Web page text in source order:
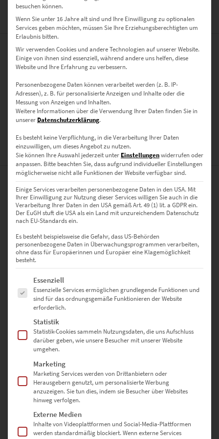
ZUSÄTZLICHE INFORMATIONEN
PRODUKT BESONDERHEITEN
Poster, Leinwand auf Keilrahmen, Acrylglas
GRÖSSE
30 x 20 cm, 45 x 30 cm, 60 x 40 cm, 75 x 50 cm, 90 x 60 cm, 120 x 80
BEWERTUNGEN (0)
Bewertungen
Es gibt noch keine Bewertungen.
0 0Bewertungen
0
SCHREIBE DIE ERSTE BEWERTUNG FÜR „EZ00375 GLE 400 AT
BLACK FOREST“
besuchen können.
Wenn Sie unter 16 Jahre alt sind und Ihre Einwilligung zu optionalen
Services geben möchten, müssen Sie Ihre Erziehungsberechtigten um
Erlaubnis bitten.
Wir verwenden Cookies und andere Technologien auf unserer Website.
Einige von ihnen sind essenziell, während andere uns helfen, diese
Website und Ihre Erfahrung zu verbessern.
Personenbezogene Daten können verarbeitet werden (z. B. IP-
Adressen), z. B. für personalisierte Anzeigen und Inhalte oder die
Messung von Anzeigen und Inhalten.
Weitere Informationen über die Verwendung Ihrer Daten finden Sie in
unserer Datenschutzerklärung.
Es besteht keine Verpflichtung, in die Verarbeitung Ihrer Daten
einzuwilligen, um dieses Angebot zu nutzen.
Sie können Ihre Auswahl jederzeit unter Einstellungenwiderrufen oder
anpassen. Bitte beachten Sie, dass aufgrund individueller Einstellungen
möglicherweise nicht alle Funktionen der Website verfügbar sind.
Einige Services verarbeiten personenbezogene Daten in den USA. Mit
Ihrer Einwilligung zur Nutzung dieser Services willigen Sie auch in die
Verarbeitung Ihrer Daten in den USA gemäß Art. 49 (1) lit. a GDPR ein.
Der EuGH stuft die USA als ein Land mit unzureichendem Datenschutz
nach EU-Standards ein.
Es besteht beispielsweise die Gefahr, dass US-Behörden
personenbezogene Daten in Überwachungsprogrammen verarbeiten,
ohne dass für Europäerinnen und Europäer eine Klagemöglichkeit
besteht.
Es folgt eine Liste der Service-Gruppen, für die eine Einwilligung
Essenziell
Essenzielle Services ermöglichen grundlegende Funktionen und
sind für das ordnungsgemäße Funktionieren der Website
erforderlich.
Statistik
Statistik-Cookies sammeln Nutzungsdaten, die uns Aufschluss
darüber geben, wie unsere Besucher mit unserer Website
umgehen.
Marketing
Marketing Services werden von Drittanbietern oder
Herausgebern genutzt, um personalisierte Werbung
anzuzeigen. Sie tun dies, indem sie Besucher über Websites
hinweg verfolgen.
Externe Medien
Inhalte von Videoplattformen und Social-Media-Plattformen
werden standardmäßig blockiert. Wenn externe Services